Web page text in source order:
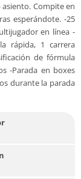
Compite en
esperándote. -25
en línea -
rápida, 1 carrera
de fórmula
-Parada en boxes
durante la parada